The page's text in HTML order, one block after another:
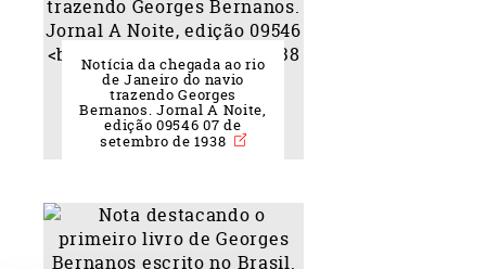
Notícia da chegada ao rio
de Janeiro do navio
trazendo Georges
Bernanos. Jornal A Noite,
edição 09546 07 de
setembro de 1938